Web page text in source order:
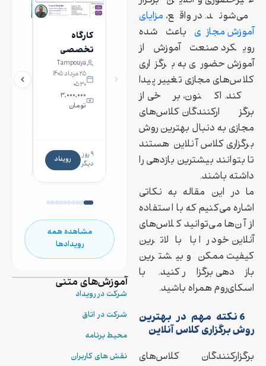
می‌شوند. در واقع، مزایای
آموزش مجازی باعث شده
رویکرد صنعت آموزش از
آموزش حضوری به برگزاری
کلاس‌های مجازی تغییر پیدا
کند. اکنون، برخی از
برگزارکنندگان کلاس‌های
مجازی به دنبال بهترین روش
برگزاری کلاس آنلاین هستند
تا بتوانند بیشترین بازدهی را
داشته باشند.
ما در این مقاله به نکاتی
اشاره می‌کنیم که با استفاده
از آن‌ها می‌توانید کلاس‌های
آنلاین خود را با بالاترین
کیفیت ممکن و بیشترین
بازدهی برگزار کنید. با
اسکای‌روم همراه باشید.
6 نکته مهم در بهترین
روش برگزاری کلاس آنلاین
برگزارکنندگان کلاس‌های
کارگاه
تخصصی
یکپارچگی
داده‌ها و
انطباق با
الزامات
داروسازی
Tampouya
۲۵ مرداد ۱۴۰۵
۰۵:۳۰
۳,۰۰۰,۰۰۰
تومان
۹ روز
دیگر
رویداد
مشاهده همه
رویدادها
آموزش‌های متنی
شرکت در رویداد
شرکت در اتاق
محیط برنامه
نقش های کاربران